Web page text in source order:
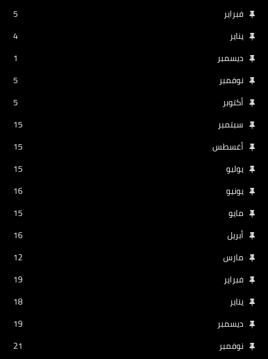
فبراير
5
يناير
4
ديسمبر
1
نوفمبر
5
أكتوبر
5
سبتمبر
15
أغسطس
15
يوليو
15
يونيو
16
مايو
15
أبريل
16
مارس
12
فبراير
19
يناير
18
ديسمبر
19
نوفمبر
21